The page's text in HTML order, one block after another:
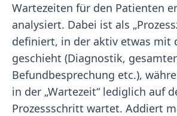
Wartezeiten für den Patienten
analysiert. Dabei ist als
definiert, in der aktiv etwas mit
geschieht (Diagnostik, gesamter
Befundbesprechung etc.),
in der „Wartezeit“ lediglich auf
Prozessschritt wartet. Addiert